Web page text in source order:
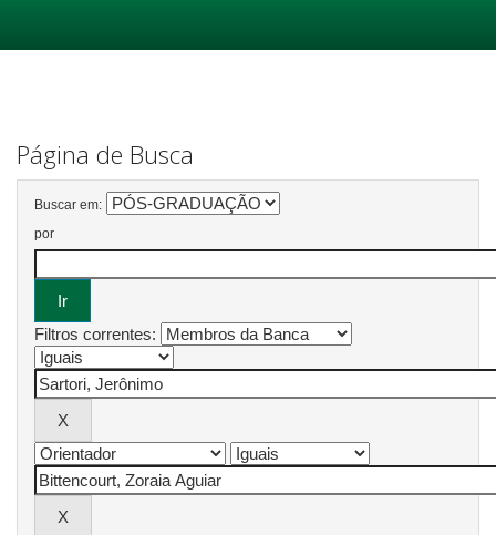
Página de Busca
Buscar em:
por
Filtros correntes: